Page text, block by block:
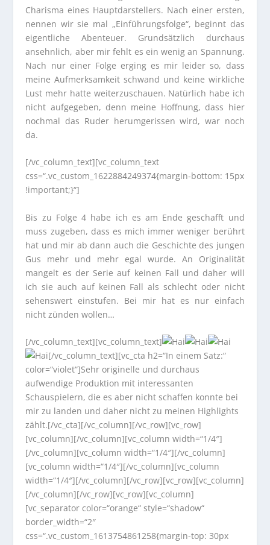
Charisma eines Hauptdarstellers. Nach einer ersten,
nennen wir sie mal „Einführungsfolge“, beginnt das
eigentliche Abenteuer. Grundsätzlich durchaus
ansehnlich, aber mir fehlt es ein wenig an Spannung.
Nach nur einer Folge erging es mir leider so, dass
meine Aufmerksamkeit schwand und keine wirkliche
Lust mehr hatte weiterzuschauen. Natürlich habe ich
nicht aufgegeben, denn meine Hoffnung, dass hier
nochmal das Ruder herumgerissen wird, war noch
da.
[/vc_column_text][vc_column_text
css=“.vc_custom_1622884249374{margin-bottom: 15px
!important;}“]
Bis zu Folge 4 habe ich es am Ende geschafft und
muss zugeben, dass es mich immer weniger berührt
hat und mir ab dann auch die Geschichte des jungen
Gus mehr und mehr egal wurde. An Originalität
mangelt es der Serie auf keinen Fall und daher will
ich sie auch auf keinen Fall als schlecht oder nicht
sehenswert einstufen. Bei mir hat es nur einfach
nicht zünden wollen…
[/vc_column_text][vc_column_text]
[/vc_column_text][vc_cta h2=“In einem Satz:“
color=“violet“]Sehr originelle und durchaus
aufwendige Produktion mit interessanten
Schauspielern, die es aber nicht schaffen konnte bei
mir zu landen und daher nicht zu meinen Highlights
zählt.[/vc_cta][/vc_column][/vc_row][vc_row]
[vc_column][/vc_column][vc_column width=“1/4″]
[/vc_column][vc_column width=“1/4″][/vc_column]
[vc_column width=“1/4″][/vc_column][vc_column
width=“1/4″][/vc_column][/vc_row][vc_row][vc_column]
[/vc_column][/vc_row][vc_row][vc_column]
[vc_separator color=“orange“ style=“shadow“
border_width=“2″
css=“.vc_custom_1613754861258{margin-top: 30px